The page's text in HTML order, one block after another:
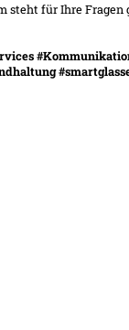
steht für Ihre Fragen